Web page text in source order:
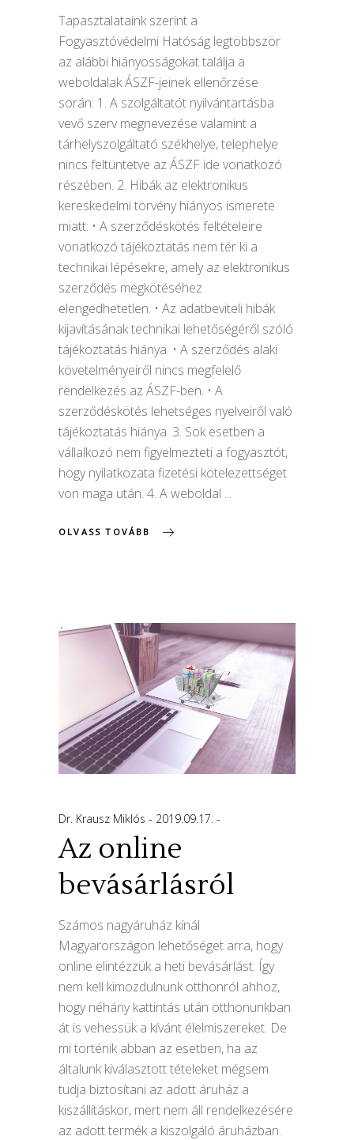
Tapasztalataink szerint a
Fogyasztóvédelmi Hatóság legtöbbször
az alábbi hiányosságokat találja a
weboldalak ÁSZF-jeinek ellenőrzése
során: 1. A szolgáltatót nyilvántartásba
vevő szerv megnevezése valamint a
tárhelyszolgáltató székhelye, telephelye
nincs feltüntetve az ÁSZF ide vonatkozó
részében. 2. Hibák az elektronikus
kereskedelmi törvény hiányos ismerete
miatt: • A szerződéskötés feltételeire
vonatkozó tájékoztatás nem tér ki a
technikai lépésekre, amely az elektronikus
szerződés megkötéséhez
elengedhetetlen. • Az adatbeviteli hibák
kijavításának technikai lehetőségéről szóló
tájékoztatás hiánya. • A szerződés alaki
követelményeiről nincs megfelelő
rendelkezés az ÁSZF-ben. • A
szerződéskötés lehetséges nyelveiről való
tájékoztatás hiánya. 3. Sok esetben a
vállalkozó nem figyelmezteti a fogyasztót,
hogy nyilatkozata fizetési kötelezettséget
von maga után. 4. A weboldal
OLVASS TOVÁBB
Dr. Krausz Miklós 2019.09.17.
Az online
bevásárlásról
Számos nagyáruház kínál
Magyarországon lehetőséget arra, hogy
online elintézzük a heti bevásárlást. Így
nem kell kimozdulnunk otthonról ahhoz,
hogy néhány kattintás után otthonunkban
át is vehessük a kívánt élelmiszereket. De
mi történik abban az esetben, ha az
általunk kiválasztott tételeket mégsem
tudja biztosítani az adott áruház a
kiszállításkor, mert nem áll rendelkezésére
az adott termék a kiszolgáló áruházban.